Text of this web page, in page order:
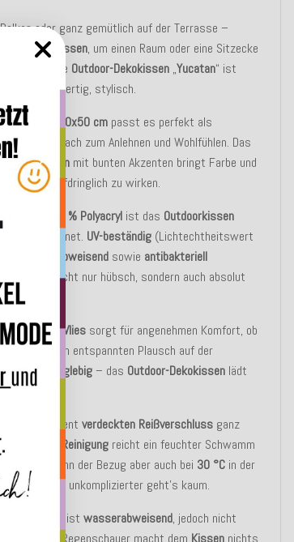
oder ganz gemütlich auf der Terrasse –
schöne
Kissen, um einen Raum oder eine Sitzecke
praktische Outdoor-Dekokissen „Yucatan“ ist
hochwertig, stylisch.
von ca.
50x50 cm passt es perfekt als
oder einfach zum Anlehnen und Wohlfühlen. Das
inBrauntönen mit bunten Akzenten bringt Farbe und
– ohne aufdringlich zu wirken.
100 % Polyacryl ist das Outdoorkissen
geeignet. UV-beständig (Lichtechtheitswert
schmutzabweisend sowie antibakteriell
ist nicht nur hübsch, sondern auch absolut
PES-Vlies sorgt für angenehmen Komfort, ob
oder beim entspannten Plausch auf der
und langlebig– das Outdoor-Dekokissen lädt
den dezentverdeckten Reißverschluss ganz
schnelle
Reinigung reicht ein feuchter Schwamm
Bedarf kann der Bezug aber auch bei 30 °C in der
werden – unkomplizierter geht’s kaum.
istwasserabweisend, jedoch nicht
leichter Regenschauer macht dem Kissen nichts